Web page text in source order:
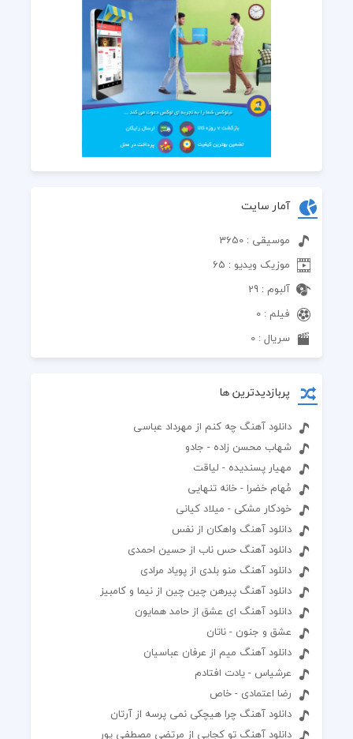
آمار سایت
موسیقی : 3650
موزیک ویدیو : 65
آلبوم : 29
فیلم : 0
سریال : 0
پربازدیدترین ها
دانلود آهنگ چه کنم از مهرداد عباسی
شهاب محسن زاده - جادو
مهیار پسندیده - لیاقت
مُهام خضرا - خانه تنهایی
خودکار مشکی - میلاد کیانی
دانلود آهنگ واهکان از نفس
دانلود آهنگ حس ناب از حسین احمدی
دانلود آهنگ منو بلدی از پویاد مرادی
دانلود آهنگ پیرهن چین چین از نیما و کامبیز
دانلود آهنگ ای عشق از حامد همایون
عشق و جنون - ناتان
دانلود آهنگ میم از عرفان عباسیان
عرشیاس - یادت افتادم
رضا اعتمادی - خاص
دانلود آهنگ چرا هیچکی نمی پرسه از آرتان
دانلود آهنگ تو کجایی از مرتضی مصطفی پور